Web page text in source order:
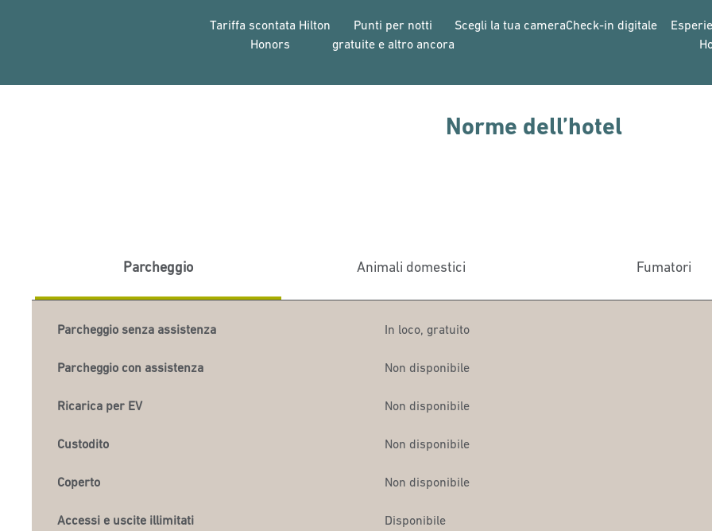
Tariffa scontata Hilton
Honors
Punti per notti
gratuite e altro ancora
Scegli la tua cameraCheck-in digitale
Norme dell’hotel
Parcheggio Animali domestici Fumatori
Parcheggio senza assistenza In loco, gratuito
Parcheggio con assistenza Non disponibile
Ricarica per EV Non disponibile
Custodito Non disponibile
Coperto Non disponibile
Accessi e uscite illimitati Disponibile